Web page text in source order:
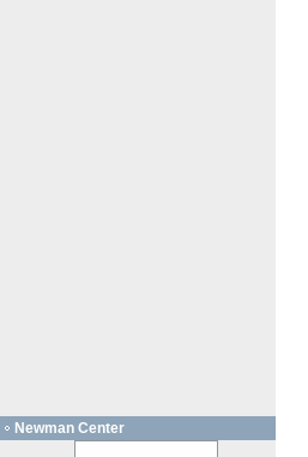
Newman Center